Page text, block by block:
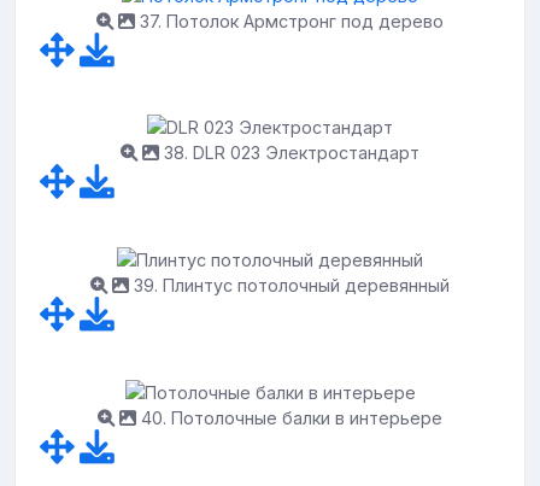
37. Потолок Армстронг под дерево
38. DLR 023 Электростандарт
39. Плинтус потолочный деревянный
40. Потолочные балки в интерьере